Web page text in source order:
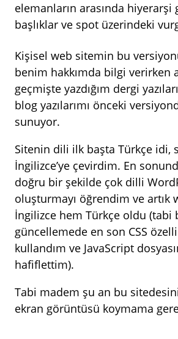
elemanların arasında hiyerarşi
başlıklar ve spot üzerindeki
Kişisel web sitemin bu
benim hakkımda bilgi verirken
geçmişte yazdığım dergi
blog yazılarımı önceki
sunuyor.
Sitenin dili ilk başta Türkçe idi,
İngilizce’ye çevirdim. En
doğru bir şekilde çok dilli
oluşturmayı öğrendim ve artık
İngilizce hem Türkçe oldu (tabi
güncellemede en son CSS
kullandım ve JavaScript
hafiflettim).
Tabi madem şu an bu
ekran görüntüsü koymama